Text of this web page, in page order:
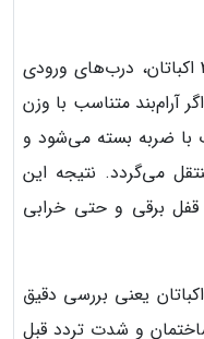
در بسیاری از مجتمع‌های فاز ۱، ۲ و ۳ اکباتان، درب‌های ورودی
آرام‌بند متناسب با وزن
با ضربه بسته می‌شود و
می‌گردد. نتیجه این
قفل برقی و حتی خرابی
یعنی بررسی دقیق
و شدت تردد قبل